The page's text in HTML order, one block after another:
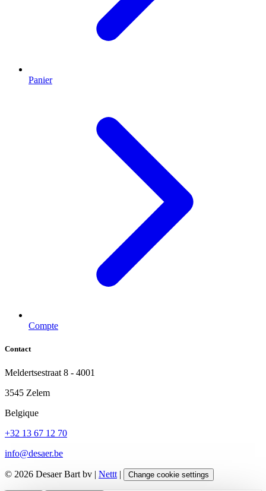
Panier
Compte
Contact
Meldertsestraat 8 - 4001
3545 Zelem
Belgique
+32 13 67 12 70
info@desaer.be
© 2026 Desaer Bart bv | Nettt | Change cookie settings